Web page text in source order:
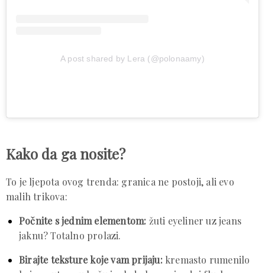
A post shared by Lera (@polonaamy)
Kako da ga nosite?
To je ljepota ovog trenda: granica ne postoji, ali evo
malih trikova:
Počnite s jednim elementom: žuti eyeliner uz jeans
jaknu? Totalno prolazi.
Birajte teksture koje vam prijaju:kremasto rumenilo